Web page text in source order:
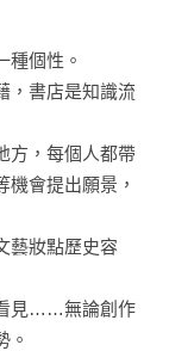
種個性。
，書店是知識流
方，每個人都帶
會提出願景，
藝妝點歷史容
見……無論創作
。